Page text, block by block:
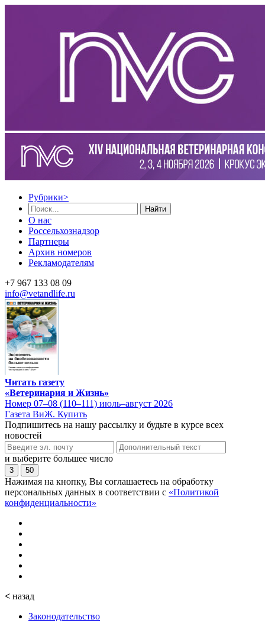
Рубрики>
Найти
О нас
Россельхознадзор
Партнеры
Архив номеров
Рекламодателям
+7 967 133 08 09
info@vetandlife.ru
Читать газету
«Ветеринария и Жизнь»
Номер 07–08 (110–111) июль–август 2026
Газета ВиЖ. Купить
Подпишитесь на нашу рассылку и будьте в курсе всех
новостей
и выберите большее число
3 50
Нажимая на кнопку, Вы соглашаетесь на обработку
персональных данных в соответствии с «Политикой
конфиденциальности»
< назад
Законодательство